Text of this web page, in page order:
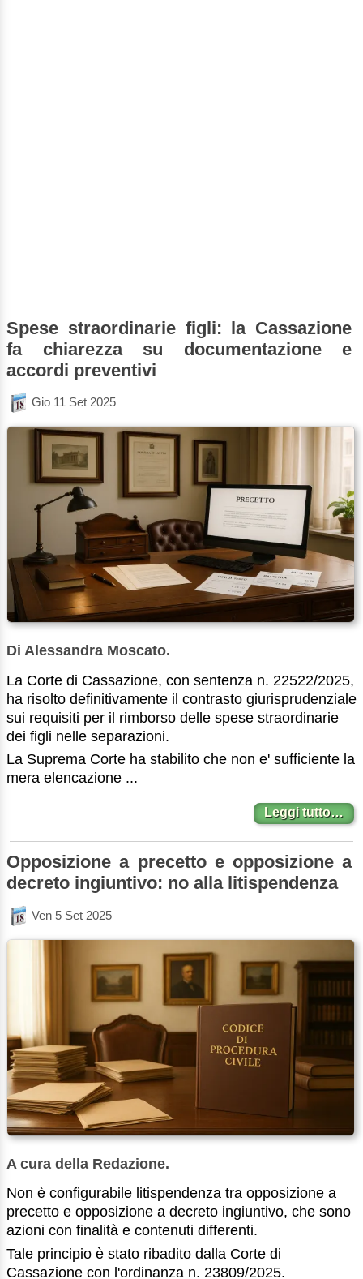
Spese straordinarie figli: la Cassazione
fa chiarezza su documentazione e
accordi preventivi
Gio 11 Set 2025
Di Alessandra Moscato.
La Corte di Cassazione, con sentenza n. 22522/2025,
ha risolto definitivamente il contrasto giurisprudenziale
sui requisiti per il rimborso delle spese straordinarie
dei figli nelle separazioni.
La Suprema Corte ha stabilito che non e' sufficiente la
mera elencazione ...
Leggi tutto…
Opposizione a precetto e opposizione a
decreto ingiuntivo: no alla litispendenza
Ven 5 Set 2025
A cura della Redazione.
Non è configurabile litispendenza tra opposizione a
precetto e opposizione a decreto ingiuntivo, che sono
azioni con finalità e contenuti differenti.
Tale principio è stato ribadito dalla Corte di
Cassazione con l'ordinanza n. 23809/2025.